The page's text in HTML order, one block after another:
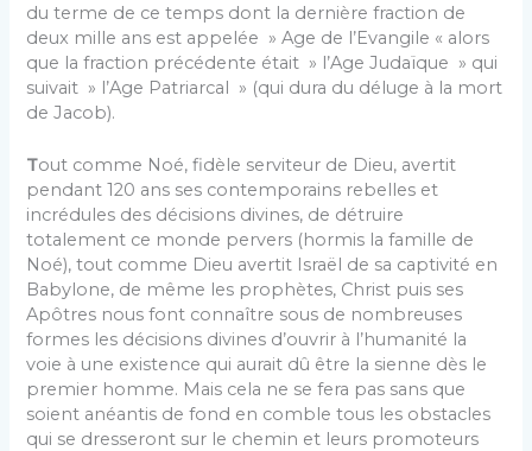
du terme de ce temps dont la dernière fraction de
deux mille ans est appelée » Age de l’Evangile « alors
que la fraction précédente était » l’Age Judaïque » qui
suivait » l’Age Patriarcal » (qui dura du déluge à la mort
de Jacob).
Tout comme Noé, fidèle serviteur de Dieu, avertit
pendant 120 ans ses contemporains rebelles et
incrédules des décisions divines, de détruire
totalement ce monde pervers (hormis la famille de
Noé), tout comme Dieu avertit Israël de sa captivité en
Babylone, de même les prophètes, Christ puis ses
Apôtres nous font connaître sous de nombreuses
formes les décisions divines d’ouvrir à l’humanité la
voie à une existence qui aurait dû être la sienne dès le
premier homme. Mais cela ne se fera pas sans que
soient anéantis de fond en comble tous les obstacles
qui se dresseront sur le chemin et leurs promoteurs